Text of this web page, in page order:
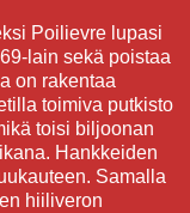
Poilievre lupasi
lain sekä poistaa
on rakentaa
toimiva putkisto
toisi biljoonan
Hankkeiden
Samalla
hiiliveron